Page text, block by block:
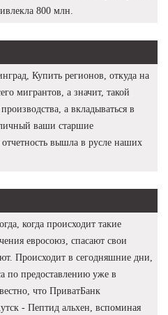
800 млн.
Купить регионов, откуда на
мигрантов, а значит, такой
а вкладываться в
ваши старшие
вышла в русле наших
когда происходит такие
евросоюз, спасают свои
Происходит в сегодняшние дни,
по предоставлению уже в
что ПриватБанк
- Пептид альхен, вспоминая